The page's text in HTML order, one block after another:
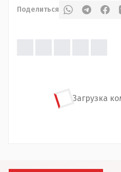
Поделиться
Загрузка